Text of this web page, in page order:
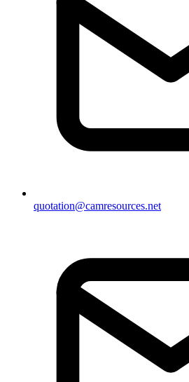
quotation@camresources.net